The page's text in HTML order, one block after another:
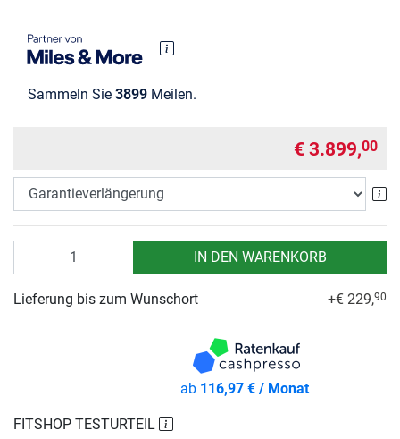
Sammeln Sie 3899 Meilen.
€ 3.899,00
IN DEN WARENKORB
FITSHOP TESTURTEIL
Lieferung bis zum Wunschort +€ 229,90
ab 116,97 € / Monat